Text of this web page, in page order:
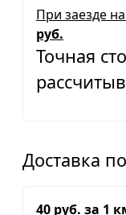
При заезде
руб.
Точная
Доставка
40 руб. за 1